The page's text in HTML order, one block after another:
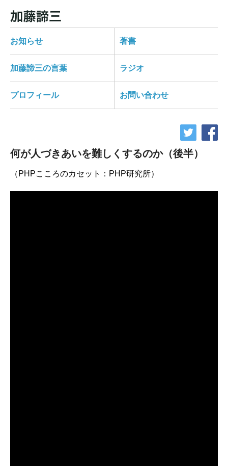
お知らせ 著書
加藤諦三の言葉 ラジオ
プロフィール お問い合わせ
何が人づきあいを難しくするのか（後半）
（PHPこころのカセット：PHP研究所）